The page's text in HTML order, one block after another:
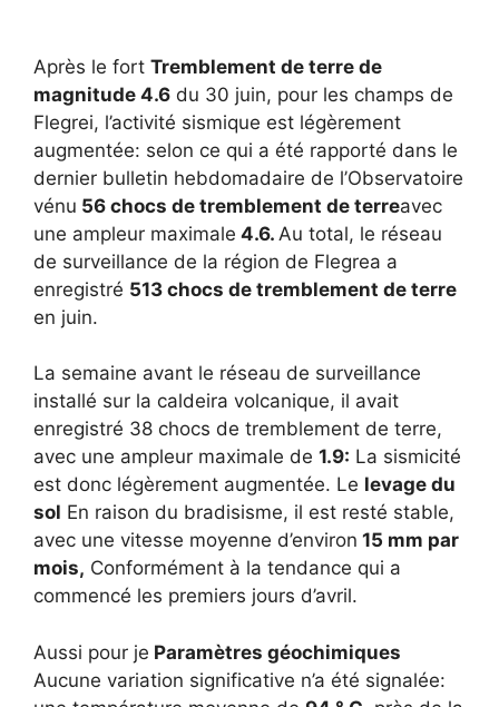
Après le fort Tremblement de terre de
magnitude 4.6 du 30 juin, pour les champs de
Flegrei, l’activité sismique est légèrement
augmentée: selon ce qui a été rapporté dans le
dernier bulletin hebdomadaire de l’Observatoire
vénu 56 chocs de tremblement de terreavec
une ampleur maximale 4.6. Au total, le réseau
de surveillance de la région de Flegrea a
enregistré 513 chocs de tremblement de terre
en juin.
La semaine avant le réseau de surveillance
installé sur la caldeira volcanique, il avait
enregistré 38 chocs de tremblement de terre,
avec une ampleur maximale de 1.9: La sismicité
est donc légèrement augmentée. Le levage du
sol En raison du bradisisme, il est resté stable,
avec une vitesse moyenne d’environ 15 mm par
mois, Conformément à la tendance qui a
commencé les premiers jours d’avril.
Aussi pour je Paramètres géochimiques
Aucune variation significative n’a été signalée: